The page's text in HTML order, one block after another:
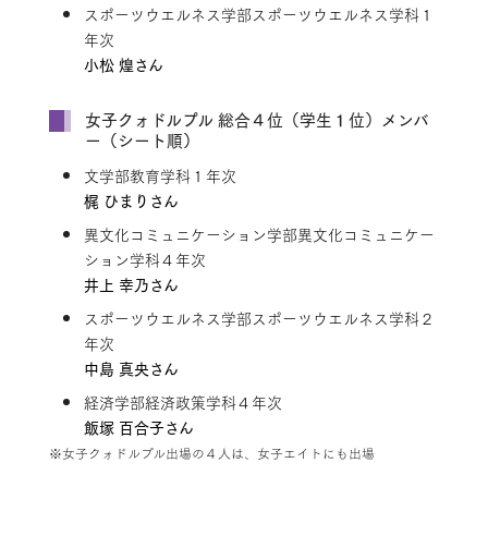
スポーツウエルネス学部スポーツウエルネス学科１
年次
小松 煌さん
女子クォドルプル 総合４位（学生１位）メンバ
ー（シート順）
文学部教育学科１年次
梶 ひまりさん
異文化コミュニケーション学部異文化コミュニケー
ション学科４年次
井上 幸乃さん
スポーツウエルネス学部スポーツウエルネス学科２
年次
中島 真央さん
経済学部経済政策学科４年次
飯塚 百合子さん
※女子クォドルプル出場の４人は、女子エイトにも出場